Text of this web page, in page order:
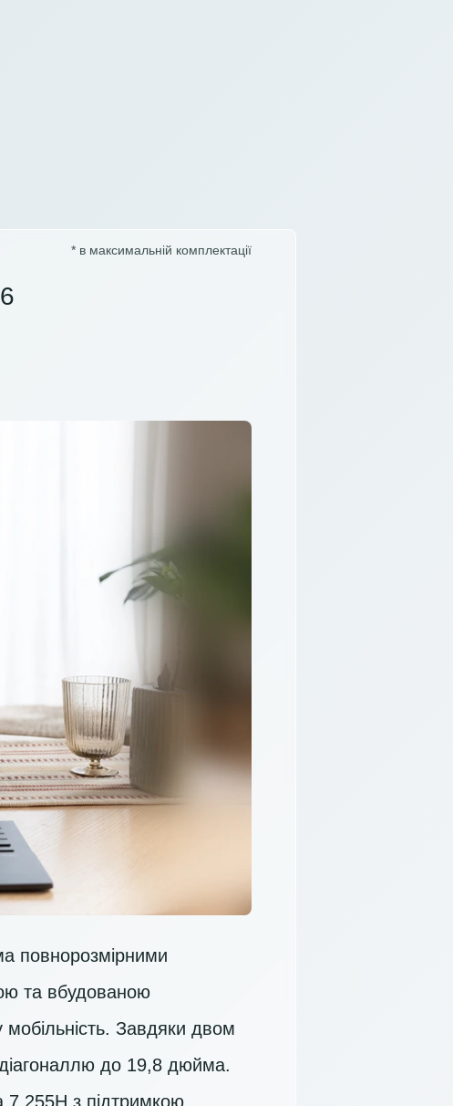
* в максимальній комплектації
повнорозмірними
та вбудованою
мобільність. Завдяки двом
до 19,8 дюйма.
7 255H з підтримкою